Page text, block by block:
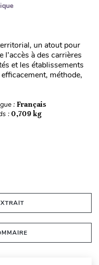
un atout pour
à des carrières
et les établissements
méthode,
: Français
: 0,709 kg